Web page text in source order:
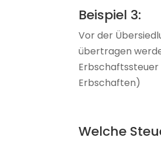
Beispiel 3:
Vor der
übertragen
Erbschaftssteuer
Erbschaften)
Welche